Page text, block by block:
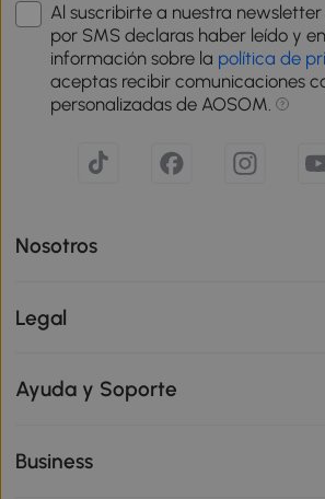
Al suscribirte a nuestra
por SMS declaras haber leído y
información sobre la política de
aceptas recibir comunicaciones
personalizadas de AOSOM.
Nosotros
Legal
Ayuda y Soporte
Business